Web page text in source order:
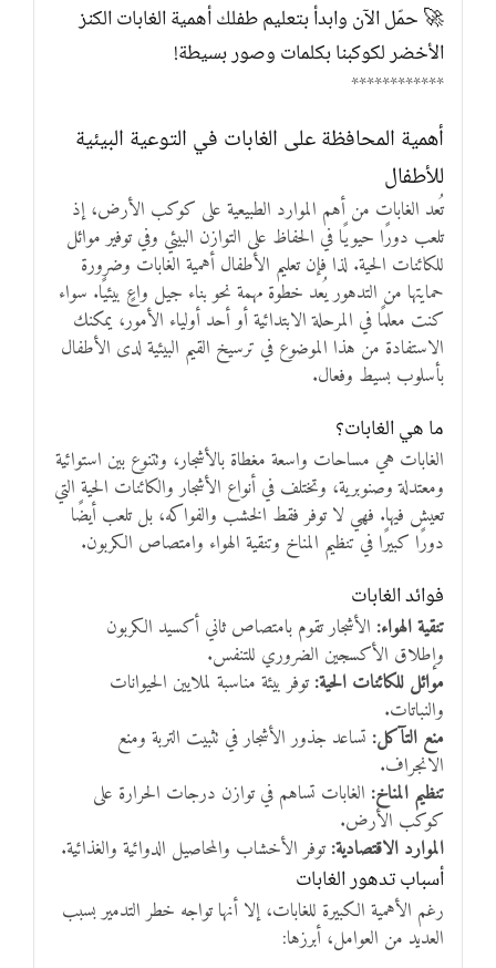
🚀 حمّل الآن وابدأ بتعليم طفلك أهمية الغابات الكنز
الأخضر لكوكبنا بكلمات وصور بسيطة!
************
أهمية المحافظة على الغابات في التوعية البيئية
للأطفال
تُعد الغابات من أهم الموارد الطبيعية على كوكب الأرض، إذ
تلعب دورًا حيويًا في الحفاظ على التوازن البيئي وفي توفير موائل
للكائنات الحية. لذا فإن تعليم الأطفال أهمية الغابات وضرورة
حمايتها من التدهور يُعد خطوة مهمة نحو بناء جيل واعٍ بيئيًا. سواء
كنت معلمًا في المرحلة الابتدائية أو أحد أولياء الأمور، يمكنك
الاستفادة من هذا الموضوع في ترسيخ القيم البيئية لدى الأطفال
بأسلوب بسيط وفعال.
ما هي الغابات؟
الغابات هي مساحات واسعة مغطاة بالأشجار، وتتنوع بين استوائية
ومعتدلة وصنوبرية، وتختلف في أنواع الأشجار والكائنات الحية التي
تعيش فيها. فهي لا توفر فقط الخشب والفواكه، بل تلعب أيضًا
دورًا كبيرًا في تنظيم المناخ وتنقية الهواء وامتصاص الكربون.
فوائد الغابات
تنقية الهواء: الأشجار تقوم بامتصاص ثاني أكسيد الكربون
وإطلاق الأكسجين الضروري للتنفس.
موائل للكائنات الحية:توفر بيئة مناسبة لملايين الحيوانات
والنباتات.
منع التآكل: تساعد جذور الأشجار في تثبيت التربة ومنع
الانجراف.
تنظيم المناخ: الغابات تساهم في توازن درجات الحرارة على
كوكب الأرض.
الموارد الاقتصادية:توفر الأخشاب والمحاصيل الدوائية والغذائية.
أسباب تدهور الغابات
رغم الأهمية الكبيرة للغابات، إلا أنها تواجه خطر التدمير بسبب
العديد من العوامل، أبرزها: